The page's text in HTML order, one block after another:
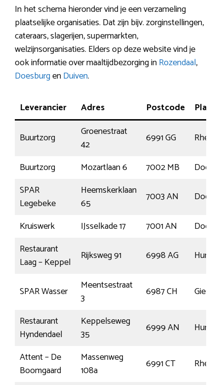
In het schema hieronder vind je een verzameling
plaatselijke organisaties. Dat zijn bijv. zorginstellingen,
cateraars, slagerijen, supermarkten,
welzijnsorganisaties. Elders op deze website vind je
ook informatie over maaltijdbezorging inRozendaal,
DoesburgenDuiven.
Leverancier Adres Postcode Plaats
Buurtzorg
Groenestraat
42
6991 GG
Buurtzorg
Mozartlaan 6 7002 MB
SPAR
Legebeke
Heemskerklaan
65
7003 AN
Kruiswerk
IJsselkade 17 7001 AN
Restaurant
Laag – Keppel
Rijksweg 91 6998 AG
SPAR Wasser
Meentsestraat
3
6987 CH
Restaurant
Hyndendael
Keppelseweg
35
6999 AN
Attent – De
Boomgaard
Massenweg
108a
6991 CT